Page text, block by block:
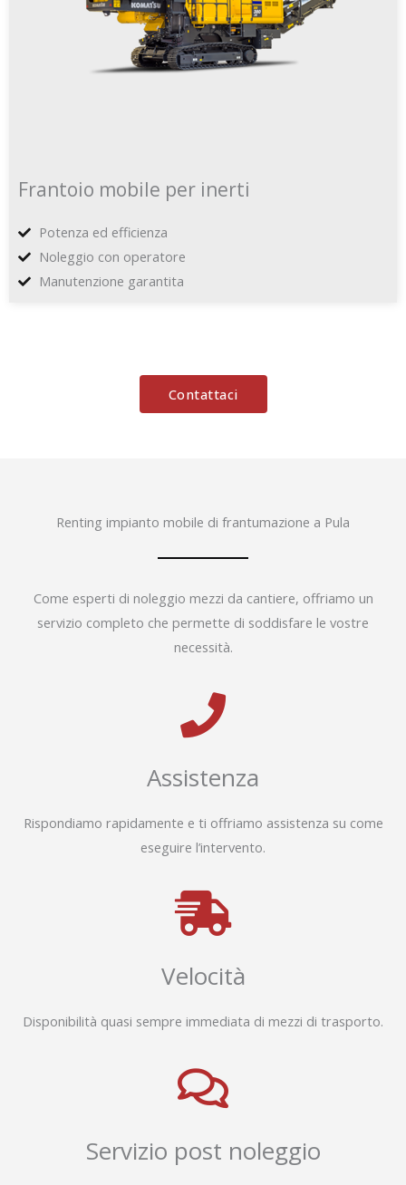
Frantoio mobile per inerti
Potenza ed efficienza
Noleggio con operatore
Manutenzione garantita
Contattaci
Renting impianto mobile di frantumazione a Pula
Come esperti di noleggio mezzi da cantiere, offriamo un
servizio completo che permette di soddisfare le vostre
necessità.
Assistenza
Rispondiamo rapidamente e ti offriamo assistenza su come
eseguire l’intervento.
Velocità
Disponibilità quasi sempre immediata di mezzi di trasporto.
Servizio post noleggio